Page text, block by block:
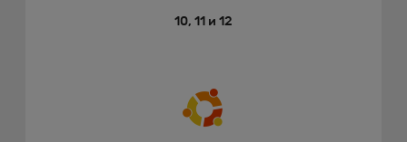
10, 11 и 12